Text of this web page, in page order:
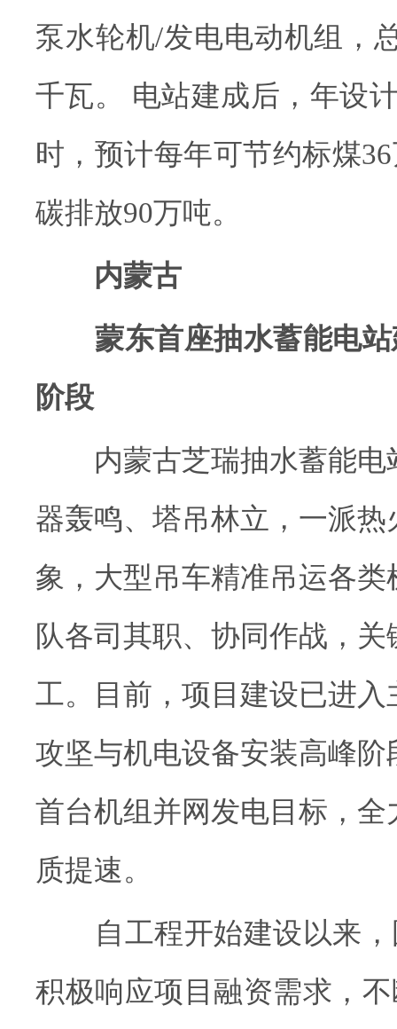
泵水轮机/发电电动机组，
千瓦。 电站建成后，年设
时，预计每年可节约标煤
碳排放90万吨。
内蒙古
蒙东首座抽水蓄能电
阶段
内蒙古芝瑞抽水蓄能电
器轰鸣、塔吊林立，一派
象，大型吊车精准吊运各
队各司其职、协同作战，
工。目前，项目建设已进
攻坚与机电设备安装高峰
首台机组并网发电目标，
质提速。
自工程开始建设以来，
积极响应项目融资需求，